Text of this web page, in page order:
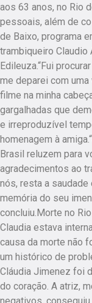
aos 63 anos, no Rio
pessoais, além de
de Baixo, programa
trambiqueiro Claudio
Edileuza.“Fui
me deparei com
filme na minha
gargalhadas que
e irreproduzível
homenagem à
Brasil reluzem para
agradecimentos ao
nós, resta a
memória do seu
concluiu.Morte no
Claudia estava
causa da morte não
um histórico de
Cláudia Jimenez foi
do coração. A atriz,
negativos,